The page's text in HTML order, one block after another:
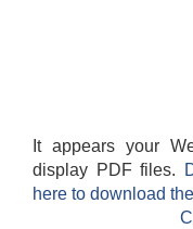
It appears your
display PDF files.
here to download